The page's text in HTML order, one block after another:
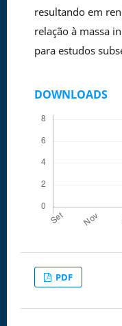
resultando em
relação à massa
para estudos
DOWNLOADS
PDF